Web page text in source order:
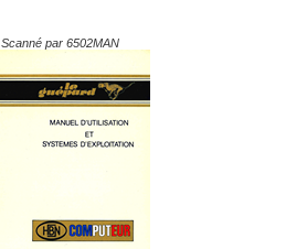
Scanné par 6502MAN